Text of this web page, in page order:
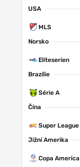
USA
MLS
Norsko
Eliteserien
Brazílie
Série A
Čína
Super League
Jižní Amerika
Copa America